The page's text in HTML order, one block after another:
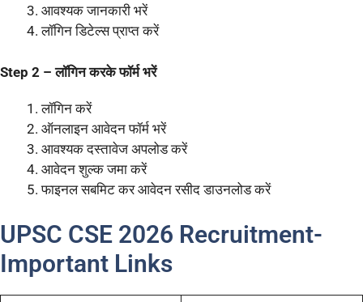
आवश्यक जानकारी भरें
लॉगिन डिटेल्स प्राप्त करें
Step 2 – लॉगिन करके फॉर्म भरें
लॉगिन करें
ऑनलाइन आवेदन फॉर्म भरें
आवश्यक दस्तावेज अपलोड करें
आवेदन शुल्क जमा करें
फाइनल सबमिट कर आवेदन रसीद डाउनलोड करें
UPSC CSE 2026 Recruitment-
Important Links